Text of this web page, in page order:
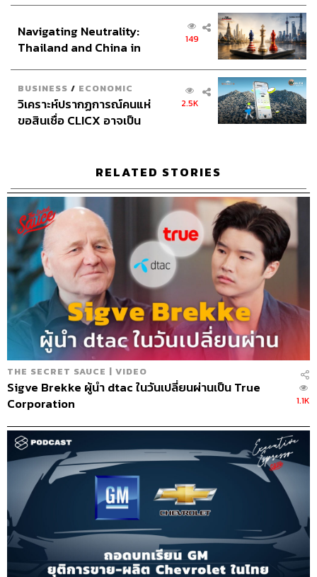
งกูร, อังคณา สุยะตา
Video Editorsวุฒิชัย ถิระบัญชาศักดิ์, อนนต์ พูนเจ้าทรัพย์,
ศุภมิตร เศรษฐลักษณ์
Sound Recording Engineerขจีพรรณ วิจิตรรัตน์, ธภัทร
ตั้งวงษ์ไชย
Graphic Designerธนิดา โตวิวัฒน์
Channel Team Leadสิทธิโชติ สุภาวรรณ์
THE STANDARD Shared Service Department
TAGS: Podcast
The Standard Podcast
The Secret Sauce
เคน นครินทร์
ABOUT THE HOST
นครินทร์ วนกิจไพบูลย์
บรรณาธิการบริหาร สำนักข่าว THE
STANDARD วิทยากรด้านสื่อและการทำคอน
เทนต์ออนไลน์
อินโดนีเซีย
Navigating Neutrality:
Thailand and China in
149
BUSINESS / ECONOMIC
วิเคราะห์ปรากฏการณ์คนแห่
ขอสินเชื่อ CLICX อาจเป็น
2.5K
RELATED STORIES
THE SECRET SAUCE | VIDEO
Sigve Brekke ผู้นำ dtac ในวันเปลี่ยนผ่านเป็น True
Corporation
1.1K